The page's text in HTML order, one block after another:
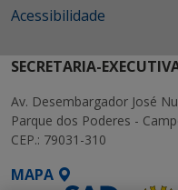
Acessibilidade
SECRETARIA-
Av. Desembargador José
Parque dos Poderes -
CEP.: 79031-310
MAPA